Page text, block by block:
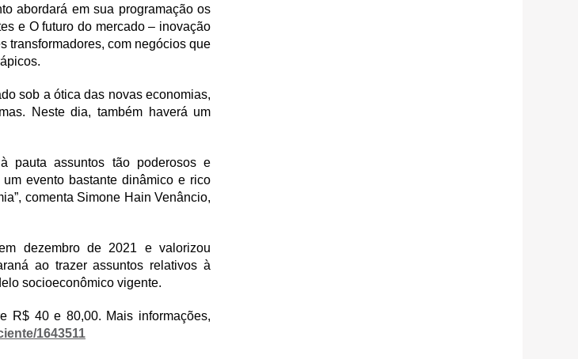
abordará em sua programação os
e O futuro do mercado – inovação
transformadores, com negócios que
sob a ótica das novas economias,
Neste dia, também haverá um
pauta assuntos tão poderosos e
evento bastante dinâmico e rico
comenta Simone Hain Venâncio,
dezembro de 2021 e valorizou
ao trazer assuntos relativos à
socioeconômico vigente.
R$ 40 e 80,00. Mais informações,
1643511